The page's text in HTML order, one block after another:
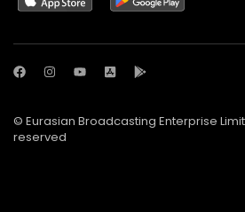
© Eurasian Broadcasting Enterprise
reserved